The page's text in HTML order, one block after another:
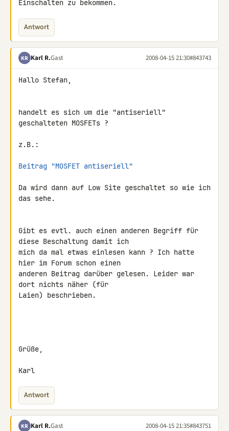
Einschalten zu bekommen.
Antwort
KR Karl R.Gast 2008-04-15 21:30#843743
Hallo Stefan,
handelt es sich um die "antiseriell"
geschalteten MOSFETs ?
z.B.:
Beitrag "MOSFET antiseriell"
Da wird dann auf Low Site geschaltet so wie ich
das sehe.
Gibt es evtl. auch einen anderen Begriff für
diese Beschaltung damit ich
mich da mal etwas einlesen kann ? Ich hatte
hier im Forum schon einen
anderen Beitrag darüber gelesen. Leider war
dort nichts näher (für
Laien) beschrieben.
Grüße,
Karl
Antwort
KR Karl R.Gast 2008-04-15 21:35#843751